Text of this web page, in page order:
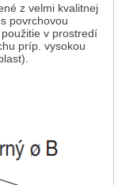
z velmi kvalitnej
povrchovou
v prostredí
príp. vysokou